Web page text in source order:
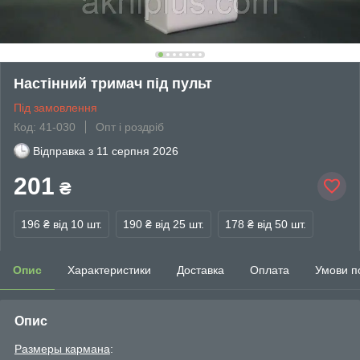
Настінний тримач під пульт
Під замовлення
Код: 41-030
Опт і роздріб
Відправка з 11 серпня 2026
201 ₴
196 ₴ від 10 шт. 190 ₴ від 25 шт. 178 ₴ від 50 шт.
Опис Характеристики Доставка Оплата Умови
Опис
Размеры кармана: